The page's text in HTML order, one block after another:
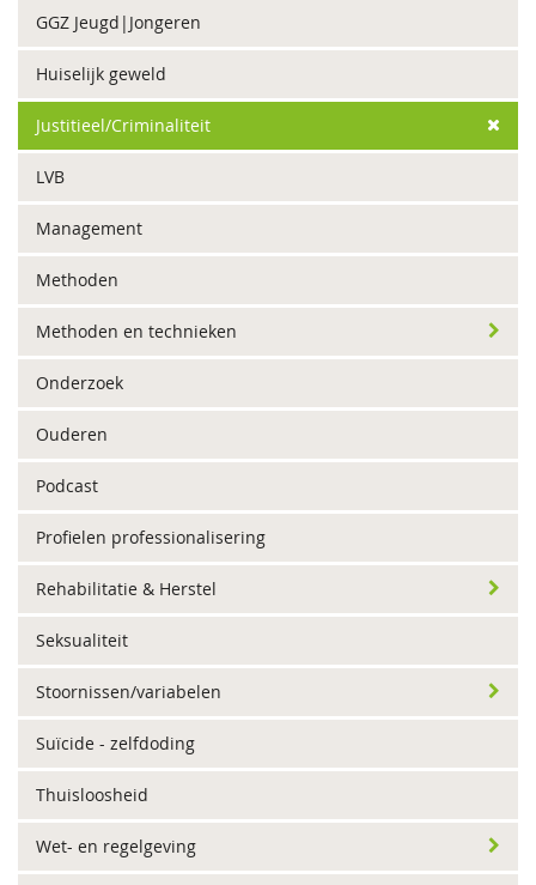
GGZ Jeugd|Jongeren
Huiselijk geweld
Justitieel/Criminaliteit
LVB
Management
Methoden
Methoden en technieken
Onderzoek
Ouderen
Podcast
Profielen professionalisering
Rehabilitatie & Herstel
Seksualiteit
Stoornissen/variabelen
Suïcide - zelfdoding
Thuisloosheid
Wet- en regelgeving